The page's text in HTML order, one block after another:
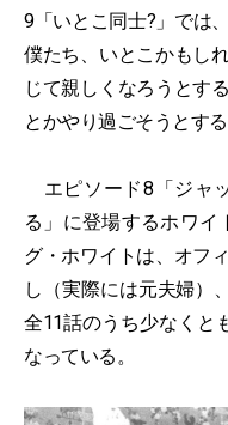
9「いとこ同士?」では
僕たち、いとこかもし
じて親しくなろうとす
とかやり過ごそうとする
エピソード8「ジャ
る」に登場するホワイ
グ・ホワイトは、オフ
し（実際には元夫婦）
全11話のうち少なくと
なっている。